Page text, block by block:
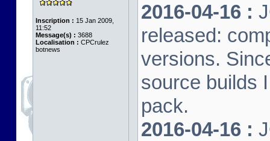
Inscription : 15 Jan 2009,
11:52
Message(s) : 3688
Localisation : CPCrulez
botnews
2016-04-16 :
released:
versions.
source builds
pack.
2016-04-16 :